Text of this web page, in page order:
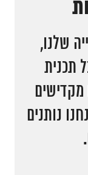
שלנו,
תכנית
מקדישים
נותנים